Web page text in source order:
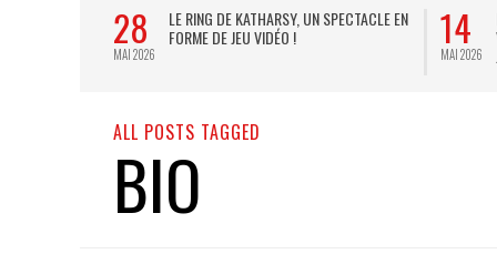
28
MAI 2026
LE RING DE KATHARSY, UN SPECTACLE EN
FORME DE JEU VIDÉO !
14
MAI 2026
ALL POSTS TAGGED
BIO